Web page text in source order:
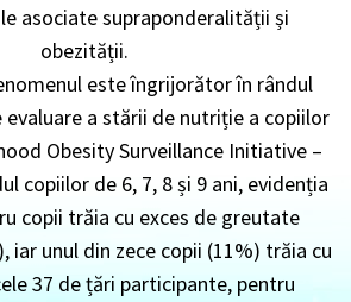
asociate supraponderalității și
obezității.
este îngrijorător în rândul
evaluare a stării de nutriție a copiilor
Obesity Surveillance Initiative –
copiilor de 6, 7, 8 și 9 ani, evidenția
copii trăia cu exces de greutate
iar unul din zece copii (11%) trăia cu
37 de țări participante, pentru